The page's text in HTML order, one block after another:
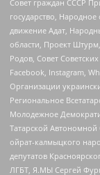
Совет граждан СССР
государство,
движение Адат,
области, Проект
Родов, Совет
Facebook, Instagram,
Организации
Региональное
Молодежное
Татарской Автономной
ойрат-калмыцкого
депутатов
ЛГБТ, Я.МЫ Сергей